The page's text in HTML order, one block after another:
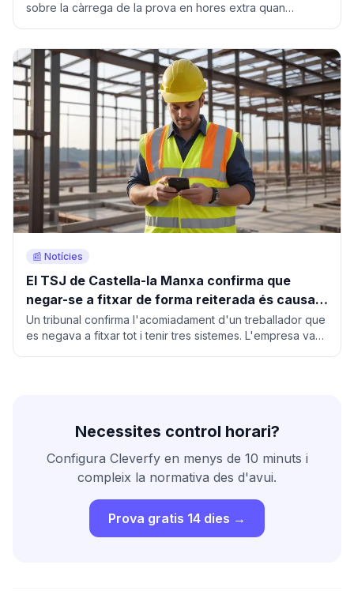
sobre la càrrega de la prova en hores extra quan
📰 Notícies
El TSJ de Castella-la Manxa confirma que
negar-se a fitxar de forma reiterada és causa
d'acomiadament procedent
Un tribunal confirma l'acomiadament d'un treballador que
es negava a fitxar tot i tenir tres sistemes. L'empresa va
Necessites control horari?
Configura Cleverfy en menys de 10 minuts i
compleix la normativa des d'avui.
Prova gratis 14 dies →